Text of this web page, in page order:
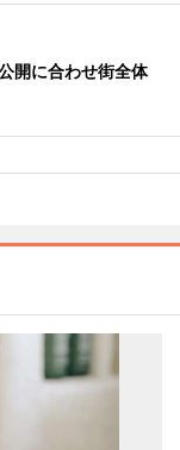
開に合わせ街全体